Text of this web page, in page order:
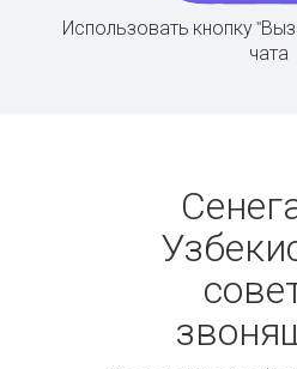
Использовать кнопку
чата